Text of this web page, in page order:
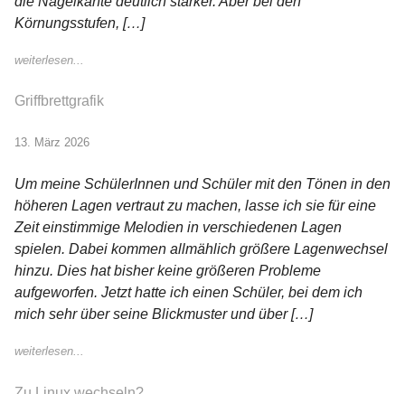
Körnungsstufen, […]
weiterlesen...
Griffbrettgrafik
13. März 2026
Um meine SchülerInnen und Schüler mit den Tönen in den
höheren Lagen vertraut zu machen, lasse ich sie für eine
Zeit einstimmige Melodien in verschiedenen Lagen
spielen. Dabei kommen allmählich größere Lagenwechsel
hinzu. Dies hat bisher keine größeren Probleme
aufgeworfen. Jetzt hatte ich einen Schüler, bei dem ich
mich sehr über seine Blickmuster und über […]
weiterlesen...